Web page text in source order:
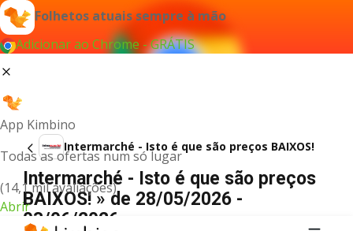
Folhetos atuais sempre à mão
Adicionar ao Chrome - GRÁTIS
App Kimbino
Todas as ofertas num só lugar
(14,1 mil avaliações)
Abrir
Intermarché - Isto é que são preços BAIXOS!
Intermarché - Isto é que são preços
BAIXOS! » de 28/05/2026 -
03/06/2026